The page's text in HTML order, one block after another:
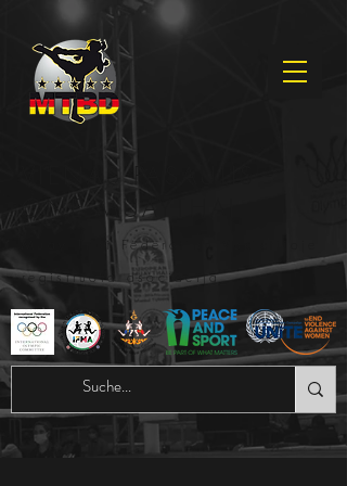
VIENAS PASAULIS -
ONE MUAYTHAI
Muay Thai Federation Vokietijoje
registruota asociacija